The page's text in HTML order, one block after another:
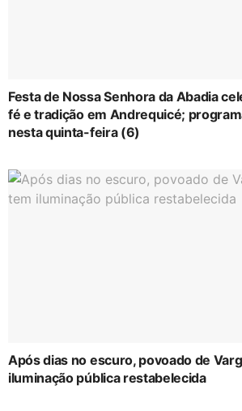
Festa de Nossa Senhora da Abadia
fé e tradição em Andrequicé;
nesta quinta-feira (6)
Após dias no escuro, povoado de
iluminação pública restabelecida